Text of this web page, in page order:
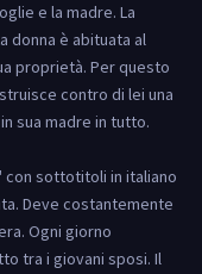
e la madre. La
donna è abituata al
proprietà. Per questo
contro di lei una
sua madre in tutto.
con sottotitoli in italiano
Deve costantemente
Ogni giorno
tra i giovani sposi. Il